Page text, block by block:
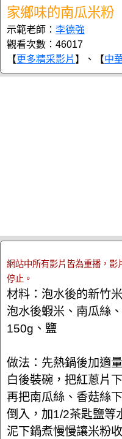
家鄉味的南瓜米粉
示範老師： 李德強
觀看次數：46017
【更多精采影片 】、【中
網站中所有影片皆為重播，影
停止。
材料：泡水後的新竹
泡水後蝦米、南瓜絲
150g、鹽
做法：先熱鍋後加適
白後裝碗，把紅蔥片
再把南瓜絲、香菇絲
倒入，加1/2茶匙鹽等
泥下鍋煮慢慢讓米粉